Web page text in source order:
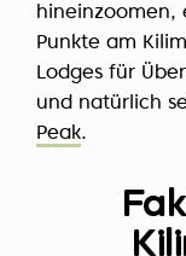
hineinzoomen,
Punkte am
Lodges für
und natürlich
Peak.